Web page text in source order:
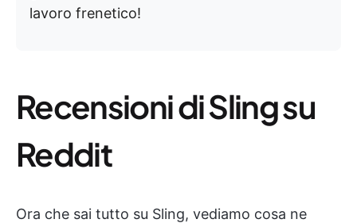
lavoro frenetico!
Recensioni di Sling su
Reddit
Ora che sai tutto su Sling, vediamo cosa ne